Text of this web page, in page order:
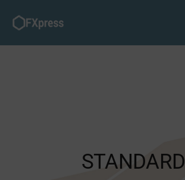
contenu
Blog
STANDARD